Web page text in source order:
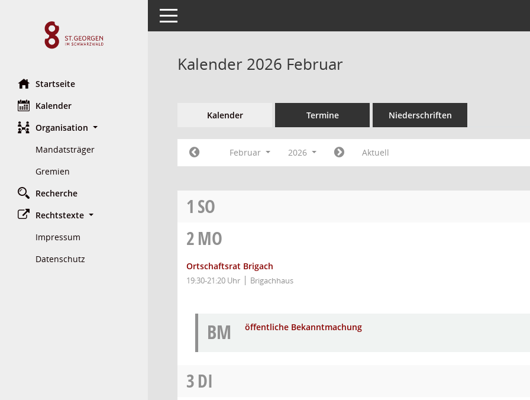
Startseite
Kalender
Organisation
Mandatsträger
Gremien
Recherche
Rechtstexte
Impressum
Datenschutz
Toggle navigation
Kalender 2026 Februar
Kalender Termine Niederschriften
Februar 2026 Aktuell
1 SO
2MO
Ortschaftsrat Brigach
19:30-21:20 Uhr Brigachhaus
BM öffentliche Bekanntmachung
3DI